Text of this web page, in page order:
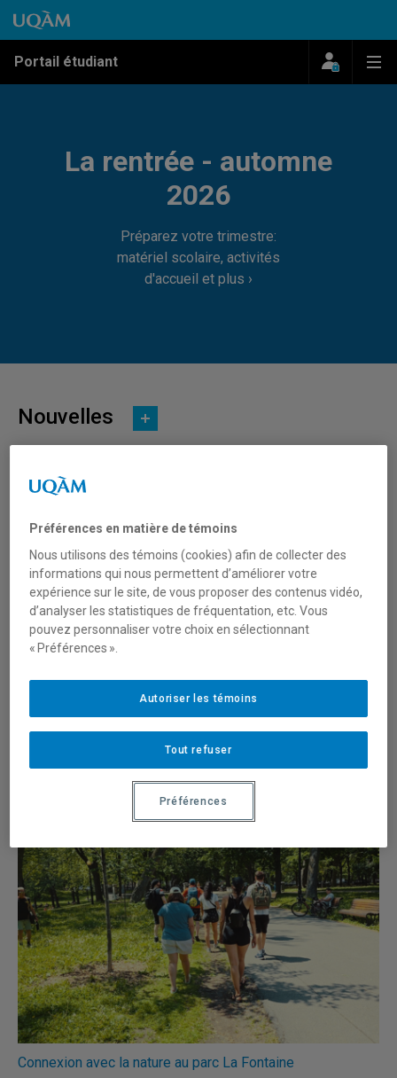
Passer au contenu
Accéder au menu principal
Accéder à la recherche
Passer au contenu
Accéder au menu principal
Portail étudiant Menu
La rentrée - automne
2026
Préparez votre trimestre:
matériel scolaire, activités
d'accueil et plus ›
Nouvelles
Comment remplir une demande d’aide financière aux
Connexion avec la nature au parc La Fontaine
Préférences en matière de témoins
Nous utilisons des témoins (cookies) afin de collecter des
informations qui nous permettent d’améliorer votre
expérience sur le site, de vous proposer des contenus vidéo,
d’analyser les statistiques de fréquentation, etc. Vous
pouvez personnaliser votre choix en sélectionnant
« Préférences ».
Tout refuser
Autoriser les témoins
Préférences